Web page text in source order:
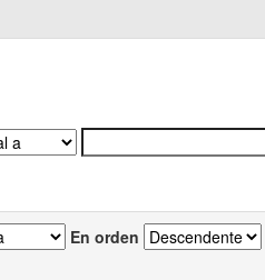
En orden